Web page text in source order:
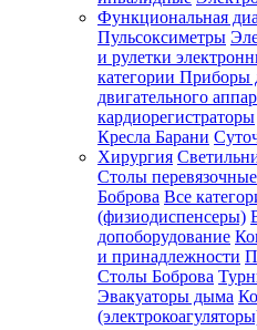
Функциональная
Пульсоксиметры
и рулетки
категории Приборы
двигательного
кардиорегистраторы
Кресла Барани
Хирургия
Столы перевязочные
Боброва Все
(физиодиспенсеры)
допоборудование
и принадлежности
Столы Боброва
Эвакуаторы дыма